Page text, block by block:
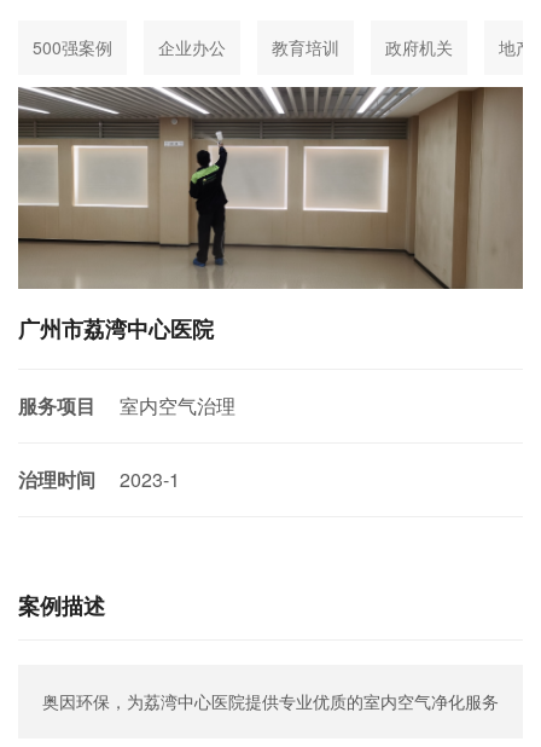
客户案例
奥因动态
联系奥因
500强案例 企业办公 教育培训 政府机关 地产
广州市荔湾中心医院
服务项目 室内空气治理
治理时间 2023-1
案例描述
奥因环保，为荔湾中心医院提供专业优质的室内空气净化服务